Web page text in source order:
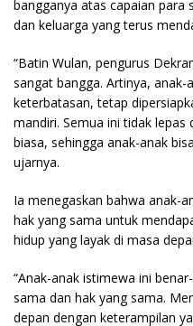
bangganya atas capaian para
dan keluarga yang terus
“Batin Wulan, pengurus
sangat bangga. Artinya, anak-
keterbatasan, tetap
mandiri. Semua ini tidak lepas
biasa, sehingga anak-anak
ujarnya.
Ia menegaskan bahwa anak-
hak yang sama untuk
hidup yang layak di masa
“Anak-anak istimewa ini
sama dan hak yang sama.
depan dengan keterampilan